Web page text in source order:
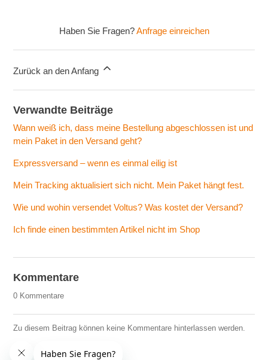
Haben Sie Fragen?Anfrage einreichen
Zurück an den Anfang
Verwandte Beiträge
Wann weiß ich, dass meine Bestellung abgeschlossen ist und
mein Paket in den Versand geht?
Expressversand – wenn es einmal eilig ist
Mein Tracking aktualisiert sich nicht. Mein Paket hängt fest.
Wie und wohin versendet Voltus? Was kostet der Versand?
Ich finde einen bestimmten Artikel nicht im Shop
Kommentare
0 Kommentare
Zu diesem Beitrag können keine Kommentare hinterlassen werden.